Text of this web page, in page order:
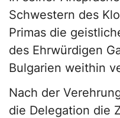
Schwestern des
Primas die
des Ehrwürdigen
Bulgarien weithin
Nach der
die Delegation die